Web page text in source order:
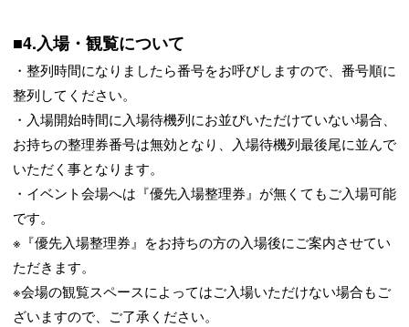
■4.入場・観覧について
・整列時間になりましたら番号をお呼びしますので、番号順に
整列してください。
・入場開始時間に入場待機列にお並びいただけていない場合、
お持ちの整理券番号は無効となり、入場待機列最後尾に並んで
いただく事となります。
・イベント会場へは『優先入場整理券』が無くてもご入場可能
です。
※『優先入場整理券』をお持ちの方の入場後にご案内させてい
ただきます。
※会場の観覧スペースによってはご入場いただけない場合もご
ざいますので、ご了承ください。